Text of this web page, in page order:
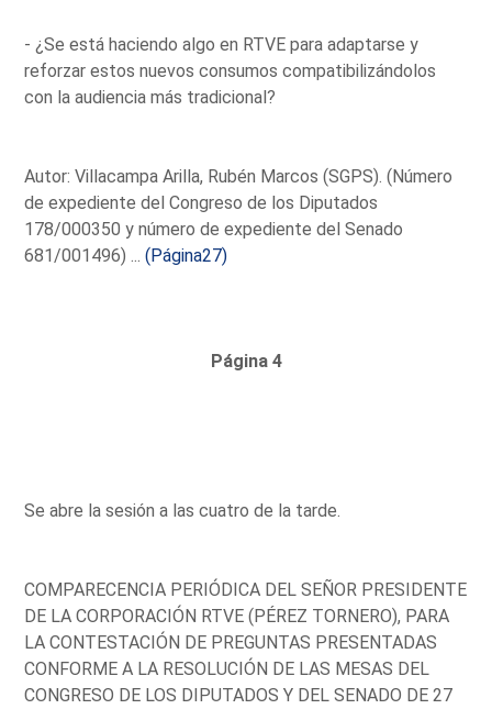
- ¿Se está haciendo algo en RTVE para adaptarse y
reforzar estos nuevos consumos compatibilizándolos
con la audiencia más tradicional?
Autor: Villacampa Arilla, Rubén Marcos (SGPS). (Número
de expediente del Congreso de los Diputados
178/000350 y número de expediente del Senado
681/001496) ...(Página27)
Página 4
Se abre la sesión a las cuatro de la tarde.
COMPARECENCIA PERIÓDICA DEL SEÑOR PRESIDENTE
DE LA CORPORACIÓN RTVE (PÉREZ TORNERO), PARA
LA CONTESTACIÓN DE PREGUNTAS PRESENTADAS
CONFORME A LA RESOLUCIÓN DE LAS MESAS DEL
CONGRESO DE LOS DIPUTADOS Y DEL SENADO DE 27